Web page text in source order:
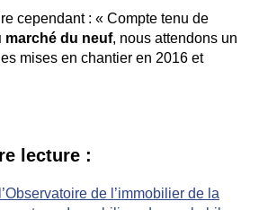
cependant : « Compte tenu de
marché du neuf, nous attendons un
mises en chantier en 2016 et
lecture :
de l’immobilier de la